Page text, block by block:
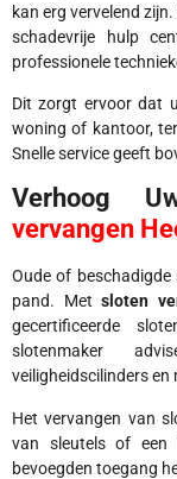
kan erg vervelend zijn.
schadevrije hulp
professionele
Dit zorgt ervoor dat
woning of kantoor,
Snelle service geeft
Verhoog
vervangen
Oude of
pand. Met sloten
gecertificeerde
slotenmaker
veiligheidscilinders
Het vervangen van
van sleutels of een
bevoegden toegang